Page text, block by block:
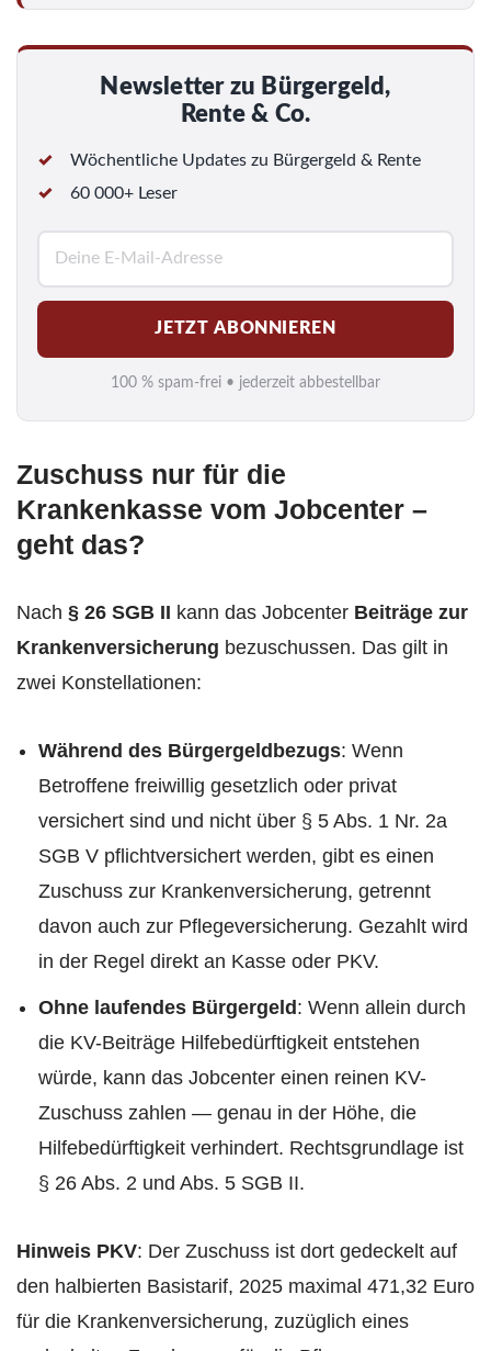
Newsletter zu Bürgergeld,
Rente & Co.
Wöchentliche Updates zu Bürgergeld & Rente
60 000+ Leser
M
a
i
l
*
JETZT ABONNIEREN
100 % spam-frei • jederzeit abbestellbar
Zuschuss nur für die
Krankenkasse vom Jobcenter –
geht das?
Nach § 26 SGB II kann das Jobcenter Beiträge zur
Krankenversicherung bezuschussen. Das gilt in
zwei Konstellationen:
Während des Bürgergeldbezugs: Wenn
Betroffene freiwillig gesetzlich oder privat
versichert sind und nicht über § 5 Abs. 1 Nr. 2a
SGB V pflichtversichert werden, gibt es einen
Zuschuss zur Krankenversicherung, getrennt
davon auch zur Pflegeversicherung. Gezahlt wird
in der Regel direkt an Kasse oder PKV.
Ohne laufendes Bürgergeld: Wenn allein durch
die KV-Beiträge Hilfebedürftigkeit entstehen
würde, kann das Jobcenter einen reinen KV-
Zuschuss zahlen — genau in der Höhe, die
Hilfebedürftigkeit verhindert. Rechtsgrundlage ist
§ 26 Abs. 2 und Abs. 5 SGB II.
Hinweis PKV: Der Zuschuss ist dort gedeckelt auf
den halbierten Basistarif, 2025 maximal 471,32 Euro
für die Krankenversicherung, zuzüglich eines